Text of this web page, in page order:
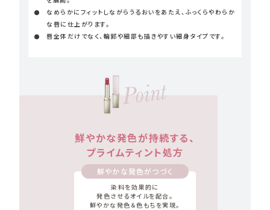
なめらかにフィットしながらうるおいをあたえ、ふっくらやわらか
な唇に仕上がります。
唇全体だけでなく、輪郭や細部も描きやすい細身タイプです。
鮮やかな発色が持続する、
プライムティント処方
鮮やかな発色がつづく
染料を効果的に
発色させるオイルを配合。
鮮やかな発色＆色もちを実現。